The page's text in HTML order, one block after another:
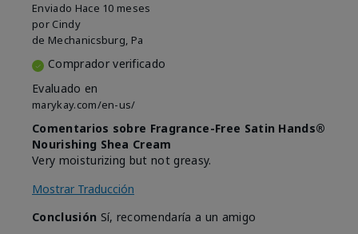
Enviado Hace 10 meses
por Cindy
de Mechanicsburg, Pa
Comprador verificado
Evaluado en
marykay.com/en-us/
Comentarios sobre Fragrance-Free Satin Hands®
Nourishing Shea Cream
Very moisturizing but not greasy.
Mostrar Traducción
Conclusión Sí, recomendaría a un amigo